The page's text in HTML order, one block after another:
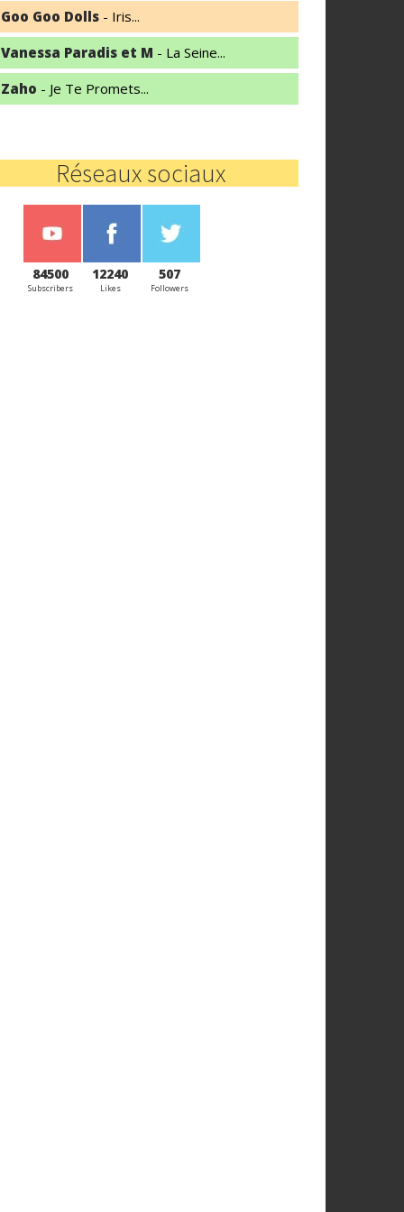
Goo Goo Dolls - Iris...
Vanessa Paradis et M - La Seine...
Zaho - Je Te Promets...
Réseaux sociaux
84500
Subscribers
12240
Likes
507
Followers